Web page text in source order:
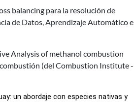
balancing para la resolución de
de Datos, Aprendizaje Automático e
Analysis of methanol combustion
(del Combustion Institute -
un abordaje con especies nativas y